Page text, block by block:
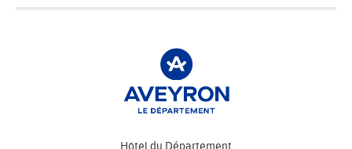
Hôtel du Département